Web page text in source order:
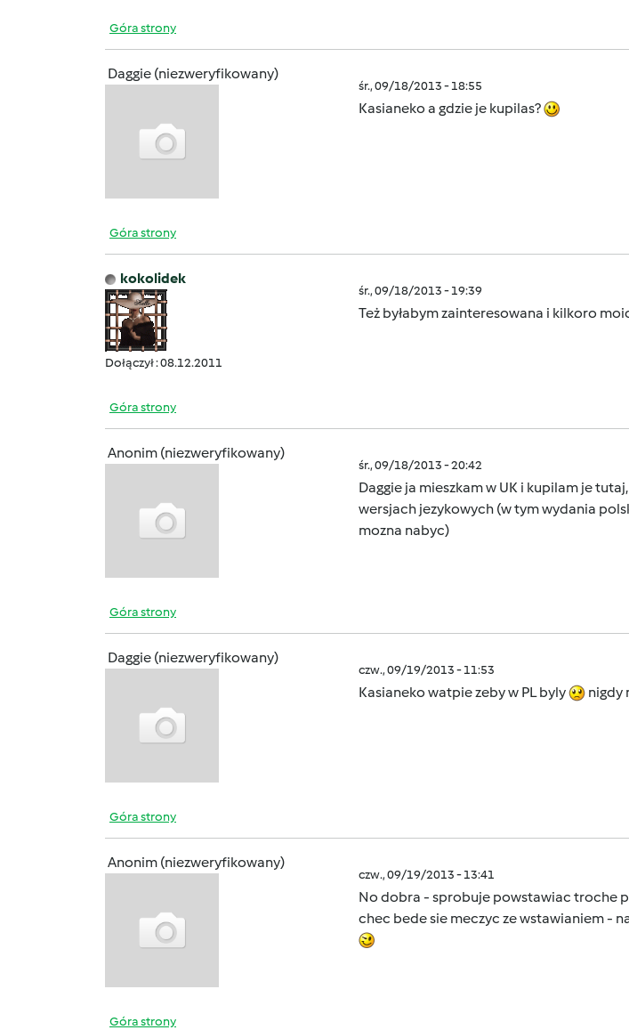
Góra strony
Daggie (niezweryfikowany)
śr., 09/18/2013 - 18:55
Kasianeko a gdzie je kupilas?
Góra strony
kokolidek
Dołączył : 08.12.2011
śr., 09/18/2013 - 19:39
Też byłabym zainteresowana i kilkoro
Góra strony
Anonim (niezweryfikowany)
śr., 09/18/2013 - 20:42
Daggie ja mieszkam w UK i kupilam je
wersjach jezykowych (w tym wydania
mozna nabyc)
Góra strony
Daggie (niezweryfikowany)
czw., 09/19/2013 - 11:53
Kasianeko watpie zeby w PL byly
nigdy
Góra strony
Anonim (niezweryfikowany)
czw., 09/19/2013 - 13:41
No dobra - sprobuje powstawiac troche
chec bede sie meczyc ze wstawianiem -
Góra strony